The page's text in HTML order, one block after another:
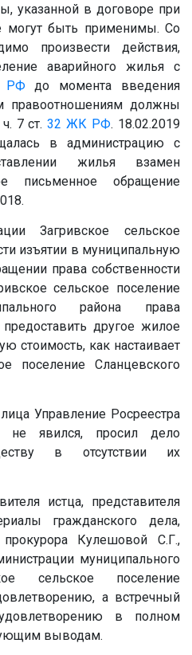
указанной в договоре при
могут быть применимы. Со
произвести действия,
аварийного жилья с
РФдо момента введения
должны
7 ст.32 ЖК РФ. 18.02.2019
в администрацию с
жилья взамен
письменное обращение
Загривское сельское
изъятии в муниципальную
права собственности
сельское поселение
района права
предоставить другое жилое
стоимость, как настаивает
поселение Сланцевского
Управление Росреестра
не явился, просил дело
в отсутствии их
истца, представителя
гражданского дела,
Кулешовой С.Г.,
муниципального
сельское поселение
а встречный
в полном
выводам.